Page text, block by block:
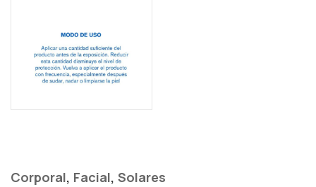
Corporal, Facial, Solares